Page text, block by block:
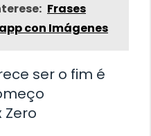
Frases
con Imágenes
ser o fim é
Zero